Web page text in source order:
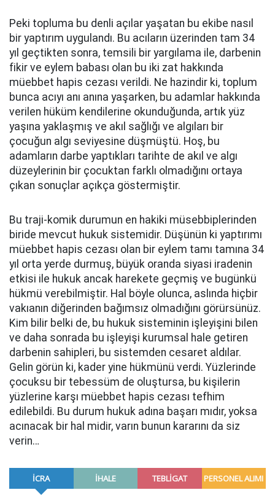
Peki topluma bu denli açılar yaşatan bu ekibe nasıl
bir yaptırım uygulandı. Bu acıların üzerinden tam 34
yıl geçtikten sonra, temsili bir yargılama ile, darbenin
fikir ve eylem babası olan bu iki zat hakkında
müebbet hapis cezası verildi. Ne hazindir ki, toplum
bunca acıyı anı anına yaşarken, bu adamlar hakkında
verilen hüküm kendilerine okunduğunda, artık yüz
yaşına yaklaşmış ve akıl sağlığı ve algıları bir
çocuğun algı seviyesine düşmüştü. Hoş, bu
adamların darbe yaptıkları tarihte de akıl ve algı
düzeylerinin bir çocuktan farklı olmadığını ortaya
çıkan sonuçlar açıkça göstermiştir.
Bu traji-komik durumun en hakiki müsebbiplerinden
biride mevcut hukuk sistemidir. Düşünün ki yaptırımı
müebbet hapis cezası olan bir eylem tamı tamına 34
yıl orta yerde durmuş, büyük oranda siyasi iradenin
etkisi ile hukuk ancak harekete geçmiş ve bugünkü
hükmü verebilmiştir. Hal böyle olunca, aslında hiçbir
vakıanın diğerinden bağımsız olmadığını görürsünüz.
Kim bilir belki de, bu hukuk sisteminin işleyişini bilen
ve daha sonrada bu işleyişi kurumsal hale getiren
darbenin sahipleri, bu sistemden cesaret aldılar.
Gelin görün ki, kader yine hükmünü verdi. Yüzlerinde
çocuksu bir tebessüm de oluştursa, bu kişilerin
yüzlerine karşı müebbet hapis cezası tefhim
edilebildi. Bu durum hukuk adına başarı mıdır, yoksa
acınacak bir hal midir, varın bunun kararını da siz
verin…